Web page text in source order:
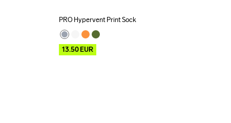
Outlet
PRO Hypervent Print Sock
13.50EUR